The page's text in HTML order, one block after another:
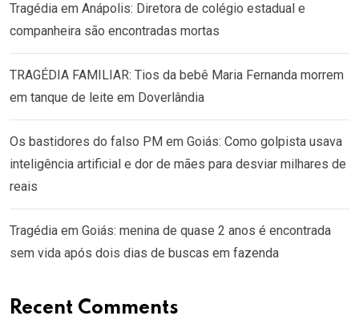
Tragédia em Anápolis: Diretora de colégio estadual e
companheira são encontradas mortas
TRAGÉDIA FAMILIAR: Tios da bebê Maria Fernanda morrem
em tanque de leite em Doverlândia
Os bastidores do falso PM em Goiás: Como golpista usava
inteligência artificial e dor de mães para desviar milhares de
reais
Tragédia em Goiás: menina de quase 2 anos é encontrada
sem vida após dois dias de buscas em fazenda
Recent Comments